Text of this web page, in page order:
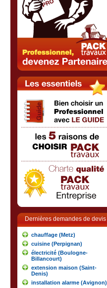
Dernières demandes de devis
chauffage (Metz)
cuisine (Perpignan)
électricité (Boulogne-
Billancourt)
extension maison (Saint-
Denis)
installation alarme (Avignon)